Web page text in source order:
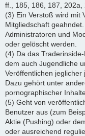
ff., 185, 186, 187, 202a,
(3) Ein Verstoß wird mit
Mitgliedschaft
Administratoren und
oder gelöscht werden.
(4) Da das
dem auch Jugendliche
Veröffentlichen jeglicher
Dazu gehört unter
pornographischer
(5) Geht von
Benutzer aus (zum
Aktie (Pushing) oder
oder ausreichend